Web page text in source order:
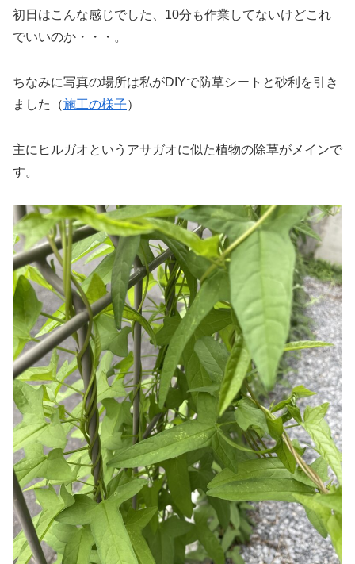
初日はこんな感じでした、10分も作業してないけどこれ
でいいのか・・・。
ちなみに写真の場所は私がDIYで防草シートと砂利を引き
ました（施工の様子）
主にヒルガオというアサガオに似た植物の除草がメインで
す。